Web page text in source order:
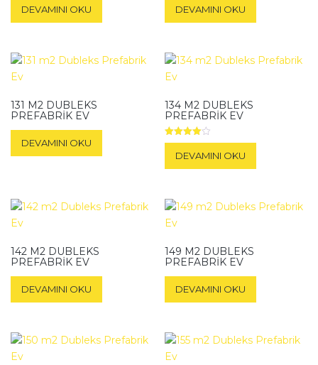
DEVAMINI OKU DEVAMINI OKU
131 M2 DUBLEKS
PREFABRIK EV
DEVAMINI OKU
134 M2 DUBLEKS
PREFABRIK EV
5
üzerinden
4.00
oy aldı
DEVAMINI OKU
142 M2 DUBLEKS
PREFABRIK EV
DEVAMINI OKU
149 M2 DUBLEKS
PREFABRIK EV
DEVAMINI OKU